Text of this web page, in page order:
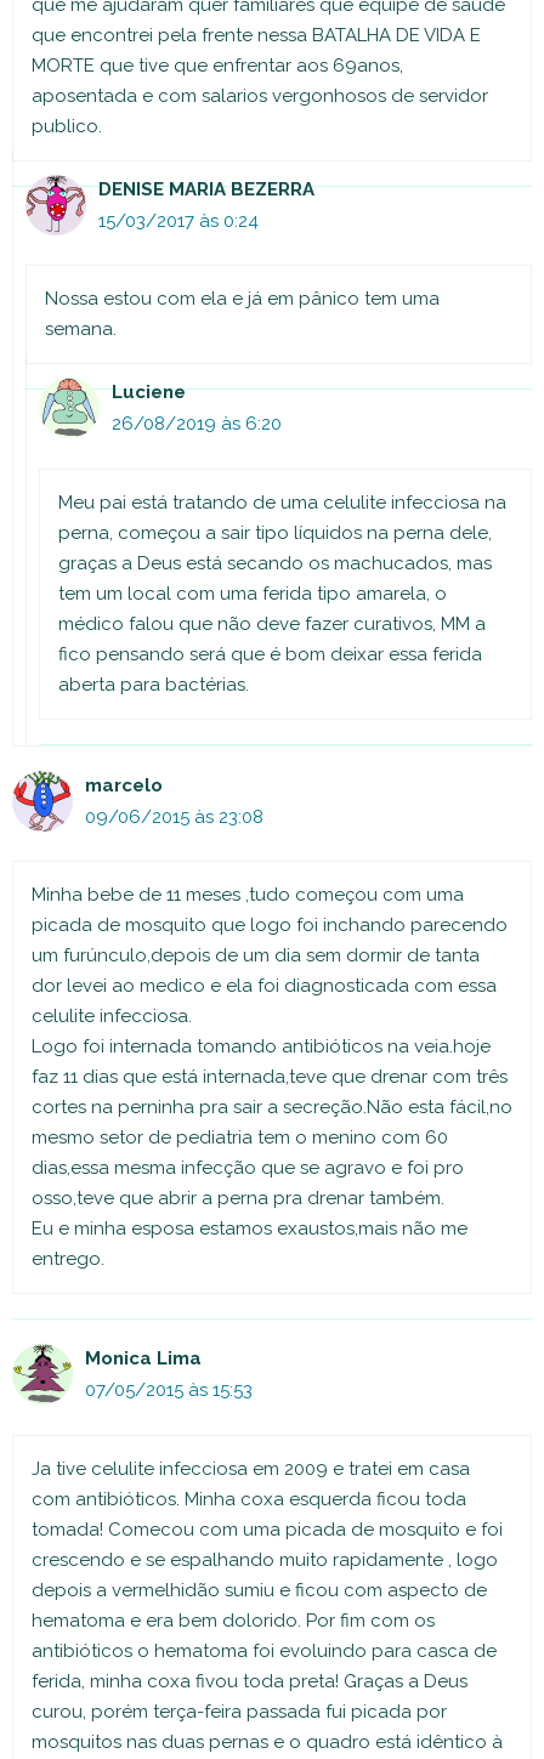
que me ajudaram quer familiares que equipe de saude
que encontrei pela frente nessa BATALHA DE VIDA E
MORTE que tive que enfrentar aos 69anos,
aposentada e com salarios vergonhosos de servidor
publico.
DENISE MARIA BEZERRA
15/03/2017 às 0:24
Nossa estou com ela e já em pânico tem uma
semana.
Luciene
26/08/2019 às 6:20
Meu pai está tratando de uma celulite infecciosa na
perna, começou a sair tipo líquidos na perna dele,
graças a Deus está secando os machucados, mas
tem um local com uma ferida tipo amarela, o
médico falou que não deve fazer curativos, MM a
fico pensando será que é bom deixar essa ferida
aberta para bactérias.
marcelo
09/06/2015 às 23:08
Minha bebe de 11 meses ,tudo começou com uma
picada de mosquito que logo foi inchando parecendo
um furúnculo,depois de um dia sem dormir de tanta
dor levei ao medico e ela foi diagnosticada com essa
celulite infecciosa.
Logo foi internada tomando antibióticos na veia.hoje
faz 11 dias que está internada,teve que drenar com três
cortes na perninha pra sair a secreção.Não esta fácil,no
mesmo setor de pediatria tem o menino com 60
dias,essa mesma infecção que se agravo e foi pro
osso,teve que abrir a perna pra drenar também.
Eu e minha esposa estamos exaustos,mais não me
entrego.
Monica Lima
07/05/2015 às 15:53
Ja tive celulite infecciosa em 2009 e tratei em casa
com antibióticos. Minha coxa esquerda ficou toda
tomada! Comecou com uma picada de mosquito e foi
crescendo e se espalhando muito rapidamente , logo
depois a vermelhidão sumiu e ficou com aspecto de
hematoma e era bem dolorido. Por fim com os
antibióticos o hematoma foi evoluindo para casca de
ferida, minha coxa fivou toda preta! Graças a Deus
curou, porém terça-feira passada fui picada por
mosquitos nas duas pernas e o quadro está idêntico à